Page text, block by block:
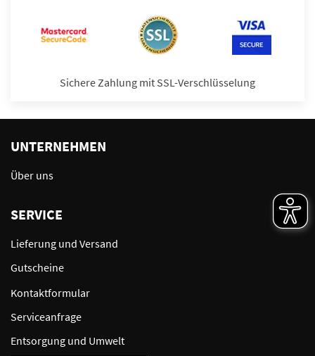
Sichere Zahlung mit SSL-Verschlüsselung
UNTERNEHMEN
Über uns
SERVICE
Lieferung und Versand
Gutscheine
Kontaktformular
Serviceanfrage
Entsorgung und Umwelt